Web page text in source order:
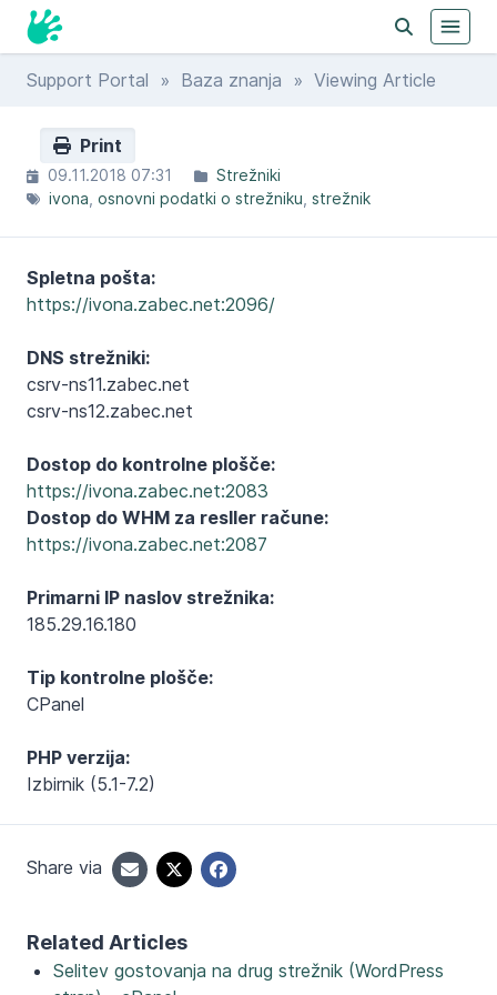
Support Portal » Baza znanja » Viewing Article
Print
09.11.2018 07:31
Strežniki
ivona osnovni podatki o strežniku strežnik
Spletna pošta:
https://ivona.zabec.net:2096/
DNS strežniki:
csrv-ns11.zabec.net
csrv-ns12.zabec.net
Dostop do kontrolne plošče:
https://ivona.zabec.net:2083
Dostop do WHM za resller račune:
https://ivona.zabec.net:2087
Primarni IP naslov strežnika:
185.29.16.180
Tip kontrolne plošče:
CPanel
PHP verzija:
Izbirnik (5.1-7.2)
Share via
Related Articles
Selitev gostovanja na drug strežnik (WordPress